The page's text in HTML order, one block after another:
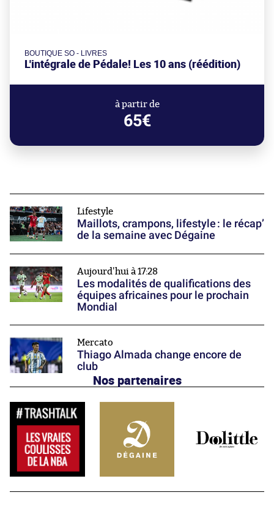
BOUTIQUE SO - LIVRES
L'intégrale de Pédale! Les 10 ans (réédition)
à partir de
65€
Lifestyle
Maillots, crampons, lifestyle : le récap’
de la semaine avec Dégaine
Aujourd'hui à 17:28
Les modalités de qualifications des
équipes africaines pour le prochain
Mondial
Mercato
Thiago Almada change encore de
club
Nos partenaires